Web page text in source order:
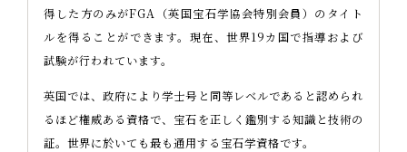
得した方のみがFGA（英国宝石学協会特別会員）のタイト
ルを得ることができます。現在、世界19カ国で指導および
試験が行われています。
英国では、政府により学士号と同等レベルであると認められ
るほど権威ある資格で、宝石を正しく鑑別する知識と技術の
証。世界に於いても最も通用する宝石学資格です。